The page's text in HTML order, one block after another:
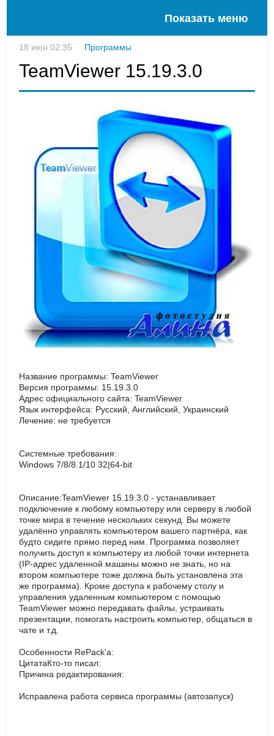
Показать меню
18 июн 02:35 Программы
TeamViewer 15.19.3.0
Название программы: TeamViewer
Версия программы: 15.19.3.0
Адрес официального сайта: TeamViewer
Язык интерфейса: Русский, Английский, Украинский
Лечение: не требуется
Системные требования:
Windows 7/8/8.1/10 32|64-bit
Описание:TeamViewer 15.19.3.0 - устанавливает
подключение к любому компьютеру или серверу в любой
точке мира в течение нескольких секунд. Вы можете
удалённо управлять компьютером вашего партнёра, как
будто сидите прямо перед ним. Программа позволяет
получить доступ к компьютеру из любой точки интернета
(IP-адрес удаленной машины можно не знать, но на
втором компьютере тоже должна быть установлена эта
же программа). Кроме доступа к рабочему столу и
управления удаленным компьютером с помощью
TeamViewer можно передавать файлы, устраивать
презентации, помогать настроить компьютер, общаться в
чате и т.д.
Особенности RePack'a:
ЦитатаКто-то писал:
Причина редактирования:
Исправлена работа сервиса программы (автозапуск)